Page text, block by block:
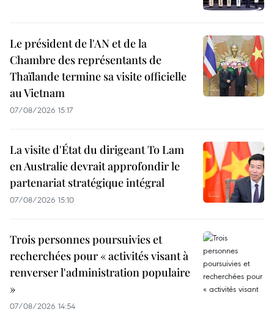
Le président de l'AN et de la
Chambre des représentants de
Thaïlande termine sa visite officielle
au Vietnam
07/08/2026 15:17
La visite d'État du dirigeant To Lam
en Australie devrait approfondir le
partenariat stratégique intégral
07/08/2026 15:10
Trois personnes poursuivies et
recherchées pour « activités visant à
renverser l'administration populaire
»
07/08/2026 14:54